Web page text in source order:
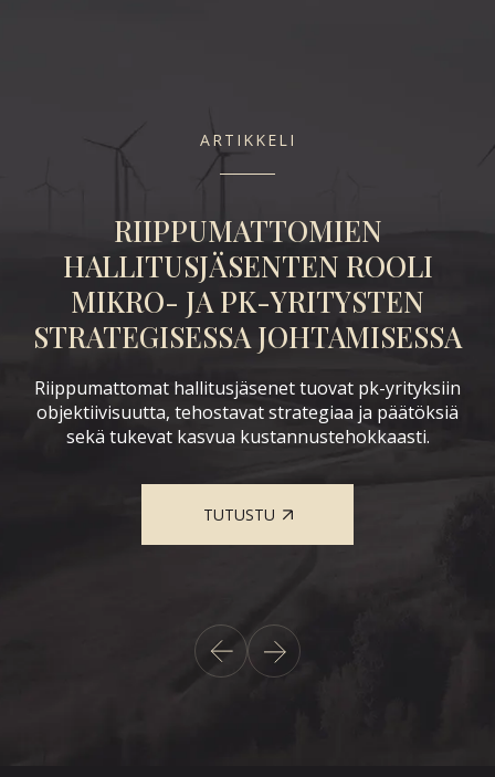
ARTIKKELI
RIIPPUMATTOMIEN
HALLITUSJÄSENTEN ROOLI
MIKRO- JA PK-YRITYSTEN
STRATEGISESSA JOHTAMISESSA
Riippumattomat hallitusjäsenet tuovat pk-yrityksiin
objektiivisuutta, tehostavat strategiaa ja päätöksiä
sekä tukevat kasvua kustannustehokkaasti.
TUTUSTU